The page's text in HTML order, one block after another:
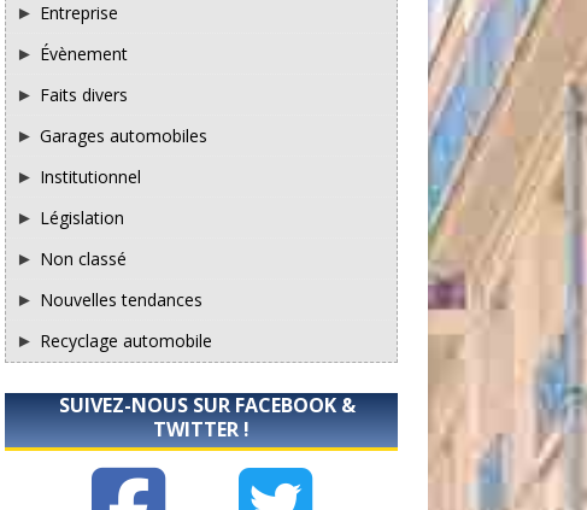
Entreprise
Évènement
Faits divers
Garages automobiles
Institutionnel
Législation
Non classé
Nouvelles tendances
Recyclage automobile
SUIVEZ-NOUS SUR FACEBOOK &
TWITTER !